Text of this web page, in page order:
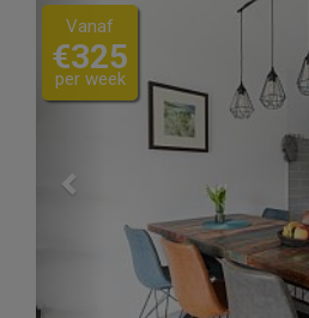
Previous
Vanaf
€325
per week